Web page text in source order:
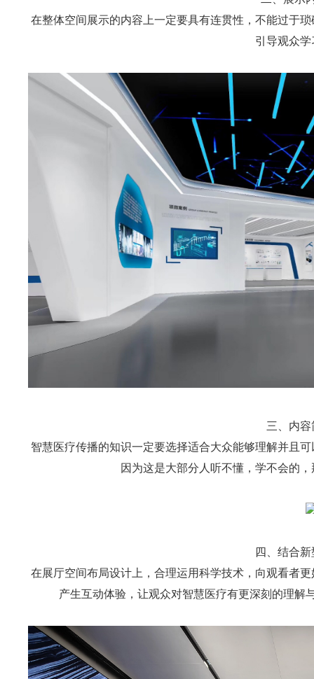
在整体空间展示的内容上一定要具有连贯性，不能过于
引导观众
三、内
智慧医疗传播的知识一定要选择适合大众能够理解并且
因为这是大部分人听不懂，学不会的
四、结合
在展厅空间布局设计上，合理运用科学技术，向观看者
产生互动体验，让观众对智慧医疗有更深刻的理解